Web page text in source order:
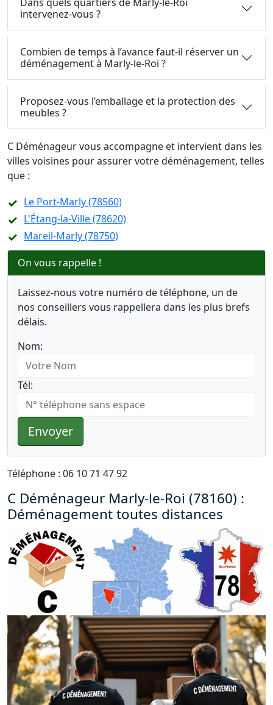
intervenez-vous ?
Combien de temps à l’avance faut-il réserver un
déménagement à Marly-le-Roi ?
Proposez-vous l’emballage et la protection des
meubles ?
C Déménageur vous accompagne et intervient dans les
villes voisines pour assurer votre déménagement, telles
que :
Le Port-Marly (78560)
L'Étang-la-Ville (78620)
Mareil-Marly (78750)
On vous rappelle !
Laissez-nous votre numéro de téléphone, un de
nos conseillers vous rappellera dans les plus brefs
délais.
Nom:
Tél:
Envoyer
Téléphone : 06 10 71 47 92
C Déménageur Marly-le-Roi (78160) :
Déménagement toutes distances